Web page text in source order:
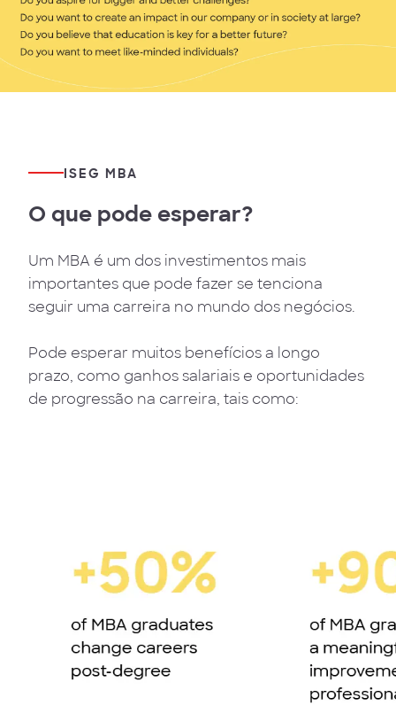
ISEG MBA
O que pode esperar?
Um MBA é um dos investimentos mais
importantes que pode fazer se tenciona
seguir uma carreira no mundo dos negócios.
Pode esperar muitos benefícios a longo
prazo, como ganhos salariais e oportunidades
de progressão na carreira, tais como: